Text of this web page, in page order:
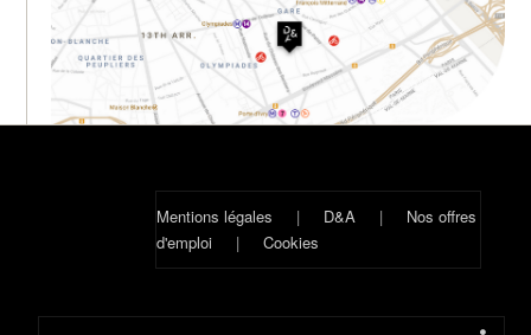
Mentions légales | D&A| Nos offres
d'emploi| Cookies